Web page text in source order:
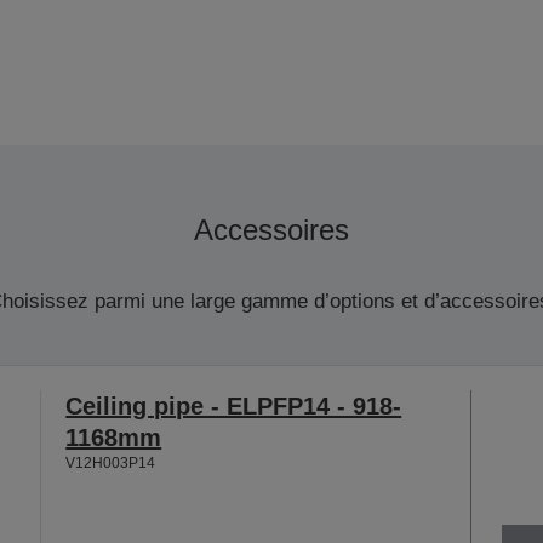
Accessoires
parmi une large gamme d’options et
Ceiling pipe - ELPFP14 - 918-
1168mm
V12H003P14